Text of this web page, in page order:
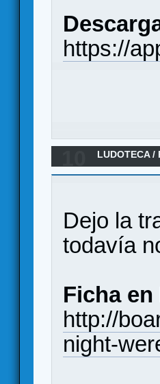
https://
LUDOTECA/
Dejo la
todavía
Ficha en
http://
night-